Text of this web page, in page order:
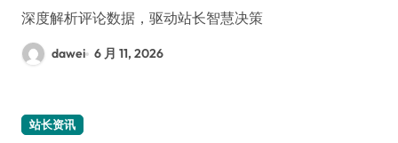
深度解析评论数据，驱动站长智慧决策
dawei 6 月 11, 2026
站长资讯